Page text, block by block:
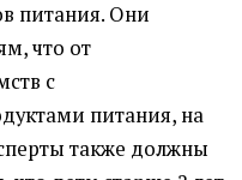
питания. Они
что от
с
питания, на
также должны